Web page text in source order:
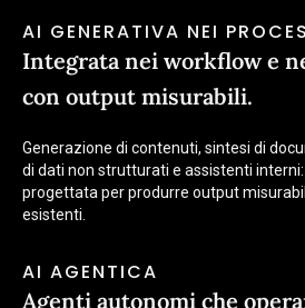
AI GENERATIVA NEI
Integrata nei workflow e
con output misurabili.
Generazione di contenuti, sintesi di
di dati non strutturati e assistenti
progettata per produrre output
esistenti.
AI AGENTICA
Agenti autonomi che